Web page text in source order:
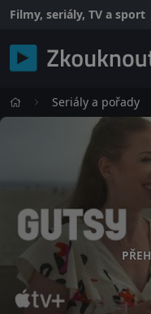
Filmy, seriály, TV a
Seriály a pořady